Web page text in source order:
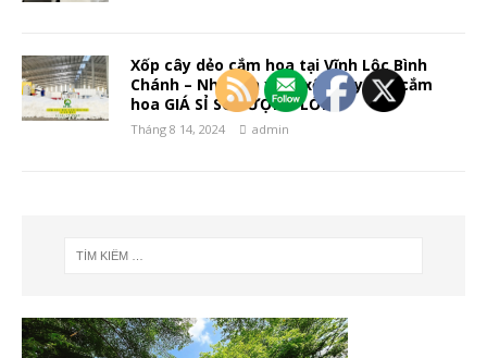
Xốp cây dẻo cắm hoa tại Vĩnh Lộc Bình
Chánh – Nhà sản xuất xốp cây dẻo cắm
hoa GIÁ SỈ SỐ LƯỢNG LỚN
Tháng 8 14, 2024 admin